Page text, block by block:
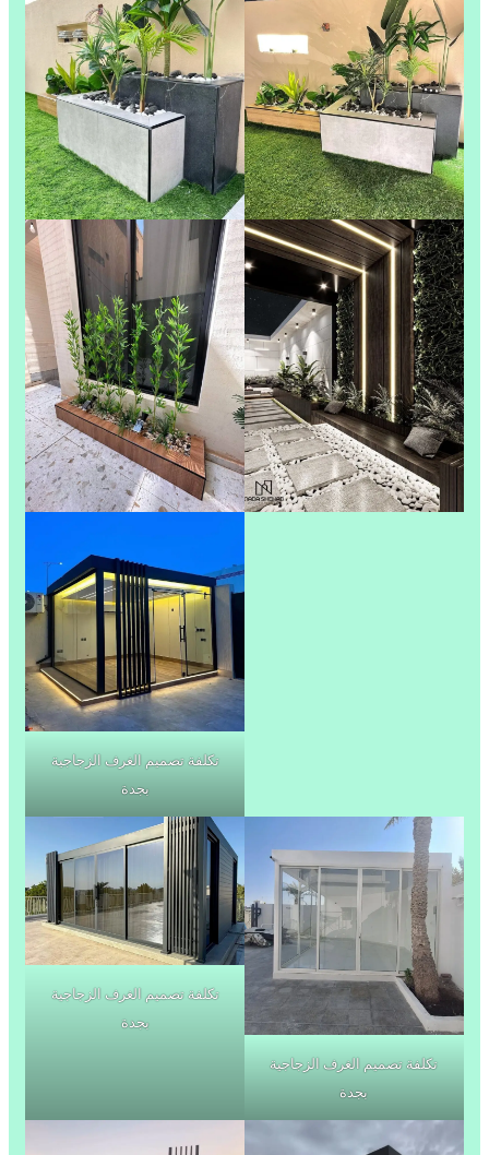
تكلفة تصميم الغرف الزجاجية
بجدة
تكلفة تصميم الغرف الزجاجية
بجدة
تكلفة تصميم الغرف الزجاجية
بجدة